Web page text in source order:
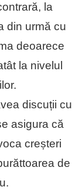
la
din urmă cu
deoarece
la nivelul
discuții cu
asigura că
creșteri
de